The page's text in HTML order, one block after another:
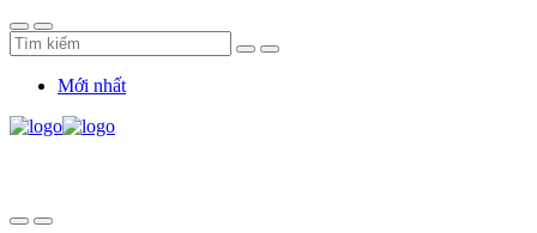
Mới nhất